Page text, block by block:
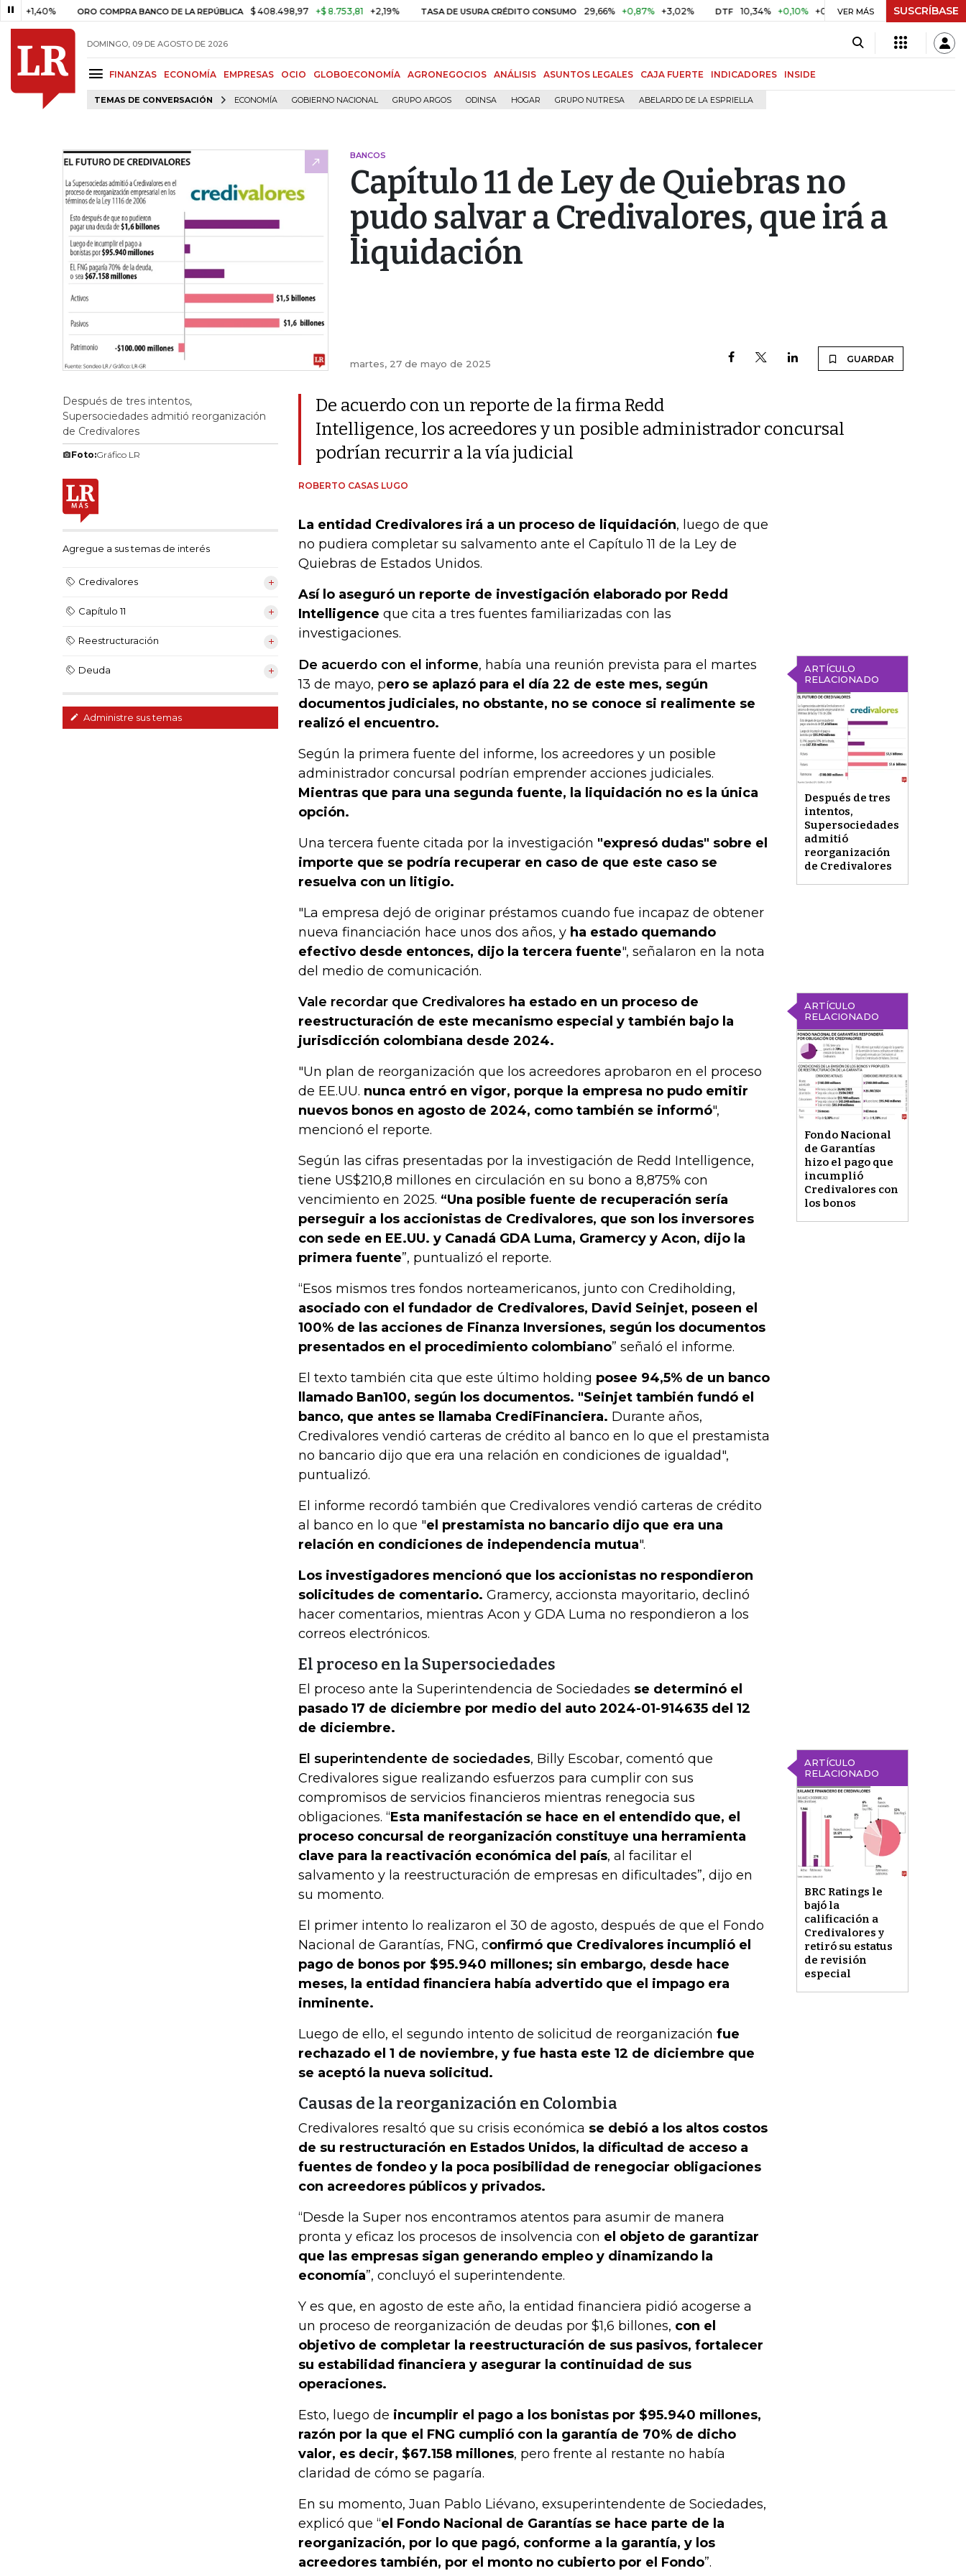
ORO COMPRA BANCO DE LA REPÚBLICA $ 408.498,97 +$ 8.753,81 +2,19% TASA DE USURA CRÉDITO CONSUMO 29,66% +0,87% +3,02% DTF 10,34% +0,10% +0,98% UVR $ 417,01 +$ 0,05
VER MÁS SUSCRÍBASE
DOMINGO, 09 DE AGOSTO DE 2026
FINANZAS ECONOMÍA EMPRESAS OCIO GLOBOECONOMÍA AGRONEGOCIOS ANÁLISIS ASUNTOS LEGALES CAJA FUERTE INDICADORES INSIDE
TEMAS DE CONVERSACIÓN ECONOMÍA GOBIERNO NACIONAL GRUPO ARGOS ODINSA HOGAR GRUPO NUTRESA ABELARDO DE LA ESPRIELLA
BANCOS
Capítulo 11 de Ley de Quiebras no
pudo salvar a Credivalores, que irá a
liquidación
martes, 27 de mayo de 2025 GUARDAR
Después de tres intentos,
Supersociedades admitió reorganización
de Credivalores
Foto:Gráfico LR
Agregue a sus temas de interés
Credivalores
Capítulo 11
Reestructuración
Deuda
Administre sus temas
De acuerdo con un reporte de la firma Redd
Intelligence, los acreedores y un posible administrador concursal
podrían recurrir a la vía judicial
ROBERTO CASAS LUGO
La entidad Credivalores irá a un proceso de liquidación, luego de que
no pudiera completar su salvamento ante el Capítulo 11 de la Ley de
Quiebras de Estados Unidos.
Así lo aseguró un reporte de investigación elaborado por Redd
Intelligence que cita a tres fuentes familiarizadas con las
investigaciones.
ARTÍCULO
RELACIONADO
Después de tres
intentos,
Supersociedades
admitió
reorganización
de Credivalores
De acuerdo con el informe, había una reunión prevista para el martes
13 de mayo, pero se aplazó para el día 22 de este mes, según
documentos judiciales, no obstante, no se conoce si realimente se
realizó el encuentro.
Según la primera fuente del informe, los acreedores y un posible
administrador concursal podrían emprender acciones judiciales.
Mientras que para una segunda fuente, la liquidación no es la única
opción.
Una tercera fuente citada por la investigación "expresó dudas" sobre el
importe que se podría recuperar en caso de que este caso se
resuelva con un litigio.
"La empresa dejó de originar préstamos cuando fue incapaz de obtener
nueva financiación hace unos dos años, y ha estado quemando
efectivo desde entonces, dijo la tercera fuente", señalaron en la nota
del medio de comunicación.
ARTÍCULO
RELACIONADO
Fondo Nacional
de Garantías
hizo el pago que
incumplió
Credivalores con
los bonos
Vale recordar que Credivalores ha estado en un proceso de
reestructuración de este mecanismo especial y también bajo la
jurisdicción colombiana desde 2024.
"Un plan de reorganización que los acreedores aprobaron en el proceso
de EE.UU. nunca entró en vigor, porque la empresa no pudo emitir
nuevos bonos en agosto de 2024, como también se informó",
mencionó el reporte.
Según las cifras presentadas por la investigación de Redd Intelligence,
tiene US$210,8 millones en circulación en su bono a 8,875% con
vencimiento en 2025. “Una posible fuente de recuperación sería
perseguir a los accionistas de Credivalores, que son los inversores
con sede en EE.UU. y Canadá GDA Luma, Gramercy y Acon, dijo la
primera fuente”, puntualizó el reporte.
“Esos mismos tres fondos norteamericanos, junto con Crediholding,
asociado con el fundador de Credivalores, David Seinjet, poseen el
100% de las acciones de Finanza Inversiones, según los documentos
presentados en el procedimiento colombiano” señaló el informe.
El texto también cita que este último holding posee 94,5% de un banco
llamado Ban100, según los documentos. "Seinjet también fundó el
banco, que antes se llamaba CrediFinanciera. Durante años,
Credivalores vendió carteras de crédito al banco en lo que el prestamista
no bancario dijo que era una relación en condiciones de igualdad",
puntualizó.
El informe recordó también que Credivalores vendió carteras de crédito
al banco en lo que "el prestamista no bancario dijo que era una
relación en condiciones de independencia mutua".
Los investigadores mencionó que los accionistas no respondieron
solicitudes de comentario. Gramercy, accionsta mayoritario, declinó
hacer comentarios, mientras Acon y GDA Luma no respondieron a los
correos electrónicos.
El proceso en la Supersociedades
El proceso ante la Superintendencia de Sociedades se determinó el
pasado 17 de diciembre por medio del auto 2024-01-914635 del 12
de diciembre.
ARTÍCULO
RELACIONADO
BRC Ratings le
bajó la
calificación a
Credivalores y
retiró su estatus
de revisión
especial
El superintendente de sociedades, Billy Escobar, comentó que
Credivalores sigue realizando esfuerzos para cumplir con sus
compromisos de servicios financieros mientras renegocia sus
obligaciones. “Esta manifestación se hace en el entendido que, el
proceso concursal de reorganización constituye una herramienta
clave para la reactivación económica del país, al facilitar el
salvamento y la reestructuración de empresas en dificultades”, dijo en
su momento.
El primer intento lo realizaron el 30 de agosto, después de que el Fondo
Nacional de Garantías, FNG, confirmó que Credivalores incumplió el
pago de bonos por $95.940 millones; sin embargo, desde hace
meses, la entidad financiera había advertido que el impago era
inminente.
Luego de ello, el segundo intento de solicitud de reorganización fue
rechazado el 1 de noviembre, y fue hasta este 12 de diciembre que
se aceptó la nueva solicitud.
Causas de la reorganización en Colombia
Credivalores resaltó que su crisis económica se debió a los altos costos
de su restructuración en Estados Unidos, la dificultad de acceso a
fuentes de fondeo y la poca posibilidad de renegociar obligaciones
con acreedores públicos y privados.
“Desde la Super nos encontramos atentos para asumir de manera
pronta y eficaz los procesos de insolvencia con el objeto de garantizar
que las empresas sigan generando empleo y dinamizando la
economía”, concluyó el superintendente.
Y es que, en agosto de este año, la entidad financiera pidió acogerse a
un proceso de reorganización de deudas por $1,6 billones, con el
objetivo de completar la reestructuración de sus pasivos, fortalecer
su estabilidad financiera y asegurar la continuidad de sus
operaciones.
Esto, luego de incumplir el pago a los bonistas por $95.940 millones,
razón por la que el FNG cumplió con la garantía de 70% de dicho
valor, es decir, $67.158 millones, pero frente al restante no había
claridad de cómo se pagaría.
En su momento, Juan Pablo Liévano, exsuperintendente de Sociedades,
explicó que “el Fondo Nacional de Garantías se hace parte de la
reorganización, por lo que pagó, conforme a la garantía, y los
acreedores también, por el monto no cubierto por el Fondo”.